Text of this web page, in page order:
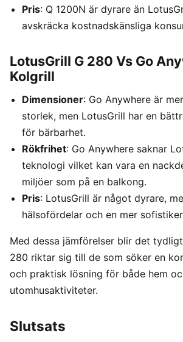
Pris: Q 1200N är dyrare än
avskräcka kostnadskänsliga
LotusGrill G 280 Vs Go
Kolgrill
Dimensioner: Go Anywhere är
storlek, men LotusGrill har en
för bärbarhet.
Rökfrihet: Go Anywhere saknar
teknologi vilket kan vara en
miljöer som på en balkong.
Pris: LotusGrill är något dyrare,
hälsofördelar och en mer
Med dessa jämförelser blir det
280 riktar sig till de som söker en
och praktisk lösning för både hem
utomhusaktiviteter.
Slutsats